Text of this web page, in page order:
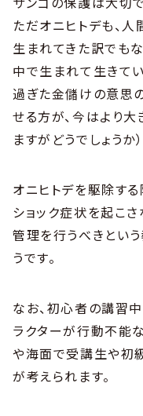
ただオニヒトデも、
生まれてきた訳でも
中で生まれて生きて
過ぎた金儲けの意思
せる方が、今はより
ますがどうでしょうか）
オニヒトデを駆除す
ショック症状を起こ
管理を行うべきとい
うです。
なお、初心者の講習
ラクターが行動不能
や海面で受講生や初
が考えられます。